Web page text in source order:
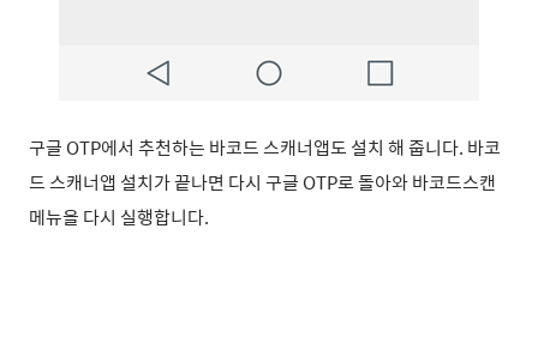
구글 OTP에서 추천하는 바코드 스캐너앱도 설치 해 줍니다. 바코
드 스캐너앱 설치가 끝나면 다시 구글 OTP로 돌아와 바코드스캔
메뉴을 다시 실행합니다.